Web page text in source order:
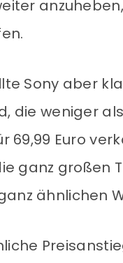
Sony aber
die weniger
69,99 Euro
ganz großen
ähnlichen